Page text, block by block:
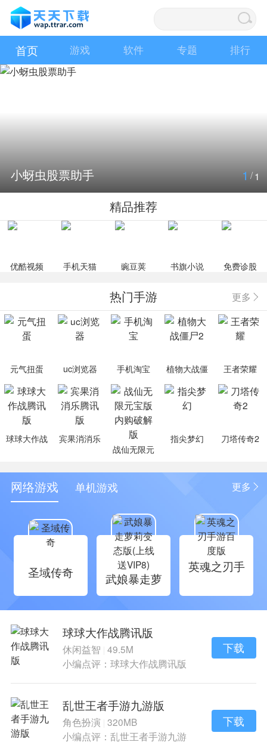
首页 游戏 软件 专题 排行
小蚜虫股票助手 1/1
精品推荐
优酷视频 手机天猫 豌豆荚 书旗小说 免费诊股
热门手游 更多
元气扭蛋 uc浏览器 手机淘宝
植物大战僵
尸2
王者荣耀
球球大作战
宾果消消乐
战仙无限元
指尖梦幻 刀塔传奇2
网络游戏 更多
单机游戏
圣域传奇
武娘暴走萝
莉变态版(上
线送VIP8)
英魂之刃手
球球大作战腾讯版
休闲益智 49.5M
小编点评：球球大作战腾讯版
下载
乱世王者手游九游版
角色扮演 320MB
小编点评：乱世王者手游九游
下载